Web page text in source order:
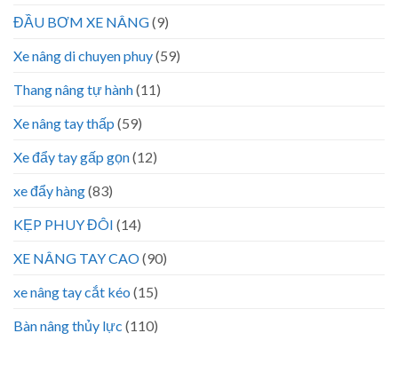
ĐẦU BƠM XE NÂNG(9)
Xe nâng di chuyen phuy(59)
Thang nâng tự hành(11)
Xe nâng tay thấp (59)
Xe đẩy tay gấp gọn(12)
xe đẩy hàng(83)
KẸP PHUY ĐÔI (14)
XE NÂNG TAY CAO(90)
xe nâng tay cắt kéo (15)
Bàn nâng thủy lực (110)